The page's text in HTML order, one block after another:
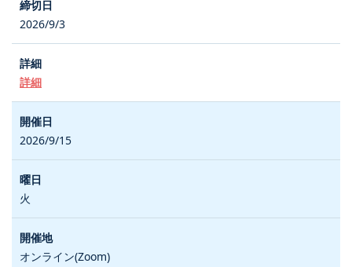
2026/9/3
詳細
2026/9/15
火
オンライン(Zoom)